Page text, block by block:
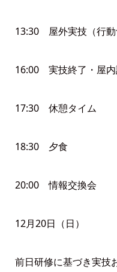
13:30 屋外実技（行動
16:00 実技終了・屋
17:30 休憩タイム
18:30 夕食
20:00 情報交換会
12月20日（日）
前日研修に基づき実技